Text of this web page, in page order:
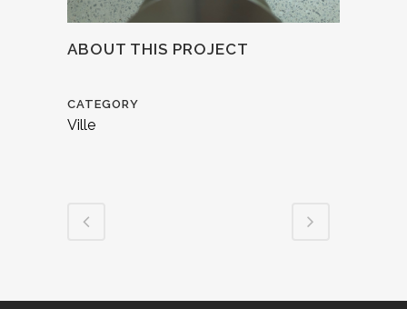
ABOUT THIS PROJECT
CATEGORY
Ville